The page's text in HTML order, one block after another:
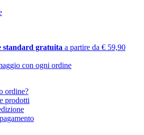
standard gratuita a partire da € 59,90
con ogni ordine
ordine?
prodotti